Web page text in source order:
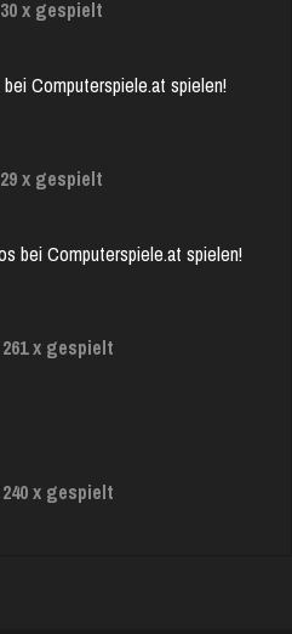
30 x gespielt
29 x gespielt
261 x gespielt
240 x gespielt